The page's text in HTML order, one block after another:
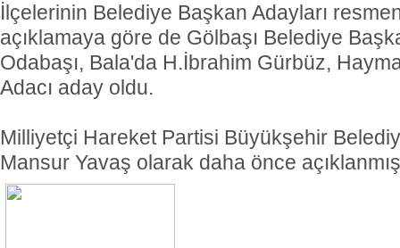
İlçelerinin Belediye Başkan Adayları
açıklamaya göre de Gölbaşı Belediye
Odabaşı, Bala'da H.İbrahim Gürbüz,
Adacı aday oldu.
Milliyetçi Hareket Partisi Büyükşehir
Mansur Yavaş olarak daha önce